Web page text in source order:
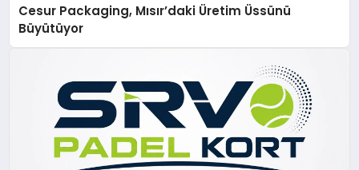
Cesur Packaging, Mısır’daki Üretim Üssünü
Büyütüyor